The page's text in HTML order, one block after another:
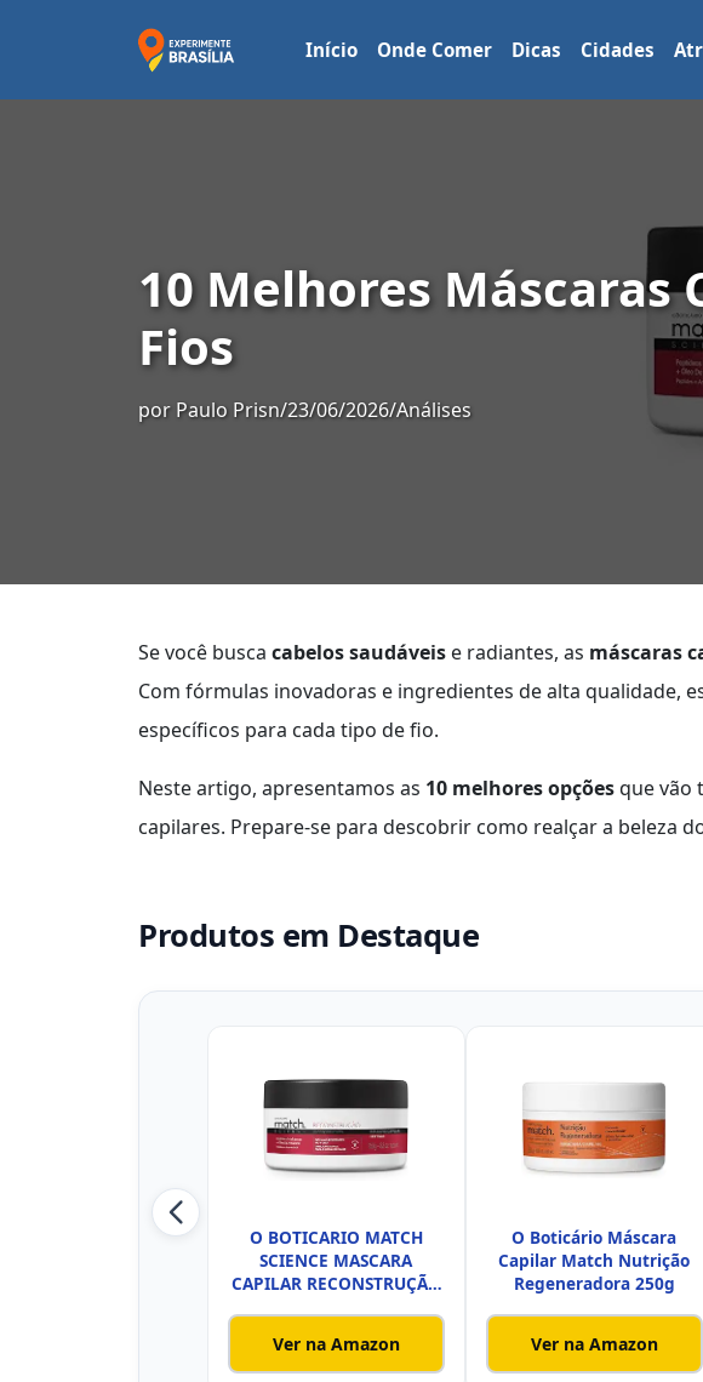
Início Onde Comer Dicas Cidades
10 Melhores Máscaras
Fios
por Paulo Prisn/23/06/2026/Análises
Se você busca cabelos saudáveis e radiantes, as máscaras
Com fórmulas inovadoras e ingredientes de alta qualidade,
específicos para cada tipo de fio.
Neste artigo, apresentamos as 10 melhores opçõesque vão
capilares. Prepare-se para descobrir como realçar a beleza
Produtos em Destaque
O BOTICARIO MATCH
SCIENCE MASCARA
CAPILAR RECONSTRUÇÃO
Ver na Amazon
O Boticário Máscara
Capilar Match Nutrição
Regeneradora 250g
Ver na Amazon